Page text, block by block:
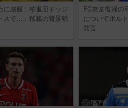
に感服！柏退団ドッジ
スで…」移籍の背景明
FC東京復帰の
についてポル
発言